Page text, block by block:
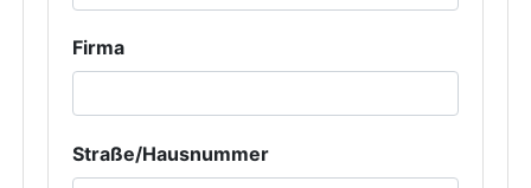
Firma
Straße/Hausnummer